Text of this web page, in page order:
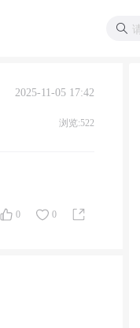
2025-11-05 17:42
浏览:522
0 0